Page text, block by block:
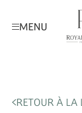
MENU
RETOUR À LA